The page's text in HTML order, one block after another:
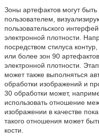
Зоны артефактов могут
пользователем,
пользовательского
электронной плотности.
посредством стилуса
или более зон 90
электронной плотности.
может также выполняться
обработки изображений и
30 обработки может,
использовать отношение
изображении в качестве
такого отношения может
кости.